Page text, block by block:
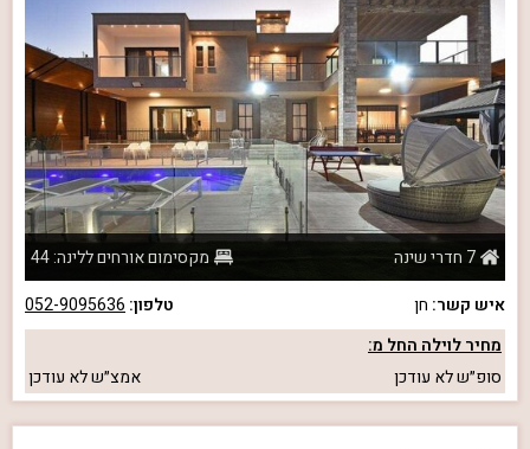
7 חדרי שינה
מקסימום אורחים ללינה: 44
איש קשר: חן טלפון: 052-9095636
מחיר לוילה החל מ:
סופ״שלא עודכן אמצ״שלא עודכן